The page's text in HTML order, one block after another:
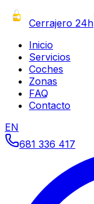
Cerrajero 24h
Inicio
Servicios
Coches
Zonas
FAQ
Contacto
EN
681 336 417